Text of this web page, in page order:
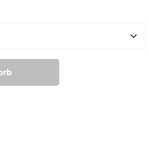
In Lila
gewünschten Wert ein